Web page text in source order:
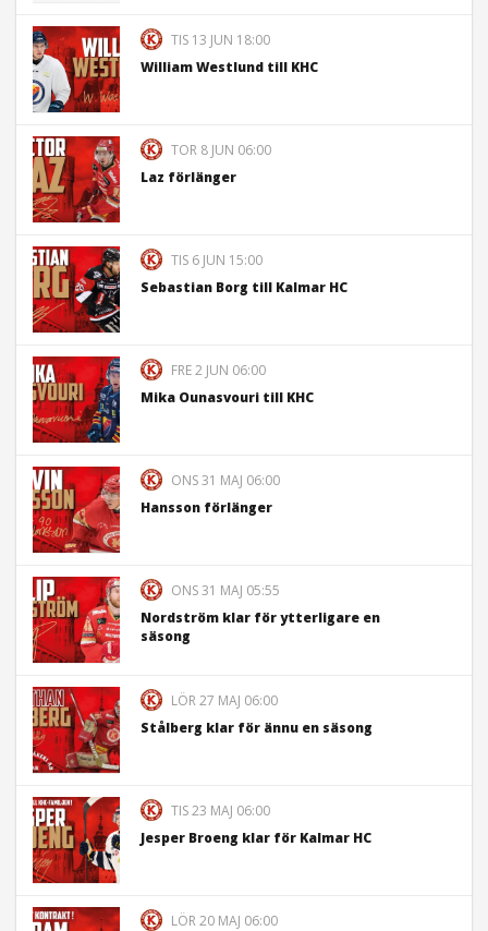
TIS 13 JUN 18:00
William Westlund till KHC
TOR 8 JUN 06:00
Laz förlänger
TIS 6 JUN 15:00
Sebastian Borg till Kalmar HC
FRE 2 JUN 06:00
Mika Ounasvouri till KHC
ONS 31 MAJ 06:00
Hansson förlänger
ONS 31 MAJ 05:55
Nordström klar för ytterligare en
säsong
LÖR 27 MAJ 06:00
Stålberg klar för ännu en säsong
TIS 23 MAJ 06:00
Jesper Broeng klar för Kalmar HC
LÖR 20 MAJ 06:00